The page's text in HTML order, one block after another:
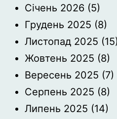
Січень 2026 (5)
Грудень 2025 (8)
Листопад 2025 (15)
Жовтень 2025 (8)
Вересень 2025 (7)
Серпень 2025 (8)
Липень 2025 (14)